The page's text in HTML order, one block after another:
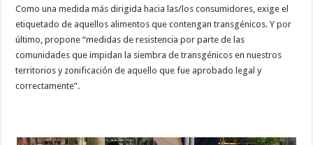
Como una medida más dirigida hacia las/los consumidores, exige el
etiquetado de aquellos alimentos que contengan transgénicos. Y por
último, propone “medidas de resistencia por parte de las
comunidades que impidan la siembra de transgénicos en nuestros
territorios y zonificación de aquello que fue aprobado legal y
correctamente”.